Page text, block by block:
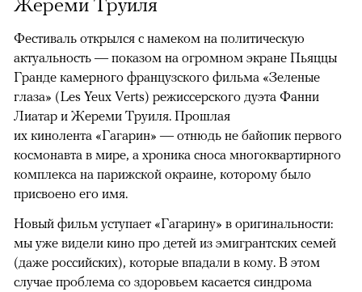
Фестиваль открылся с намеком на политическую
актуальность — показом на огромном экране Пьяццы
Гранде камерного французского фильма «Зеленые
глаза» (Les Yeux Verts) режиссерского дуэта Фанни
Лиатар и Жереми Труиля. Прошлая
их кинолента «Гагарин» — отнюдь не байопик первого
космонавта в мире, а хроника сноса многоквартирного
комплекса на парижской окраине, которому было
присвоено его имя.
Новый фильм уступает «Гагарину» в оригинальности:
мы уже видели кино про детей из эмигрантских семей
(даже российских), которые впадали в кому. В этом
случае проблема со здоровьем касается синдрома